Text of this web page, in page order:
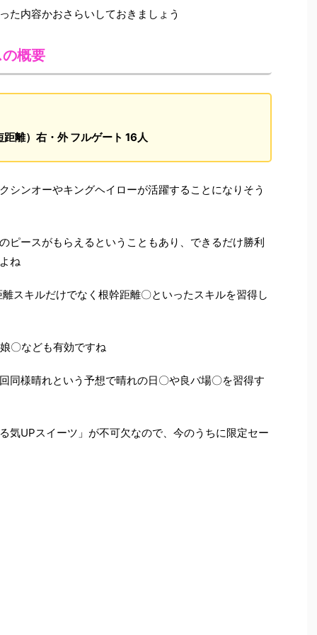
た内容かおさらいしておきましょう
概要
離）右・外 フルゲート 16人
シンオーやキングヘイローが活躍することになりそう
ピースがもらえるということもあり、できるだけ勝利
ね
スキルだけでなく根幹距離〇といったスキルを習得し
〇なども有効ですね
同様晴れという予想で晴れの日〇や良バ場〇を習得す
気UPスイーツ」が不可欠なので、今のうちに限定セー